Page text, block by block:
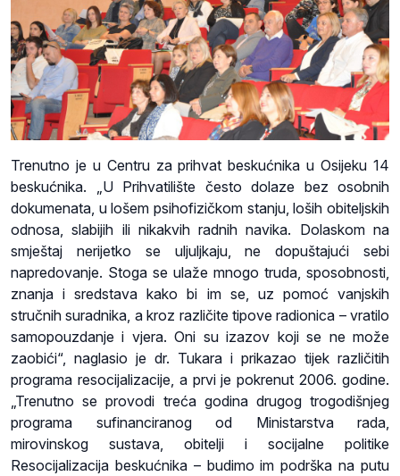
Trenutno je u Centru za prihvat beskućnika u Osijeku 14
beskućnika. „U Prihvatilište često dolaze bez osobnih
dokumenata, u lošem psihofizičkom stanju, loših obiteljskih
odnosa, slabijih ili nikakvih radnih navika. Dolaskom na
smještaj nerijetko se uljuljkaju, ne dopuštajući sebi
napredovanje. Stoga se ulaže mnogo truda, sposobnosti,
znanja i sredstava kako bi im se, uz pomoć vanjskih
stručnih suradnika, a kroz različite tipove radionica – vratilo
samopouzdanje i vjera. Oni su izazov koji se ne može
zaobići“, naglasio je dr. Tukara i prikazao tijek različitih
programa resocijalizacije, a prvi je pokrenut 2006. godine.
„Trenutno se provodi treća godina drugog trogodišnjeg
programa sufinanciranog od Ministarstva rada,
mirovinskog sustava, obitelji i socijalne politike
Resocijalizacija beskućnika – budimo im podrška na putu